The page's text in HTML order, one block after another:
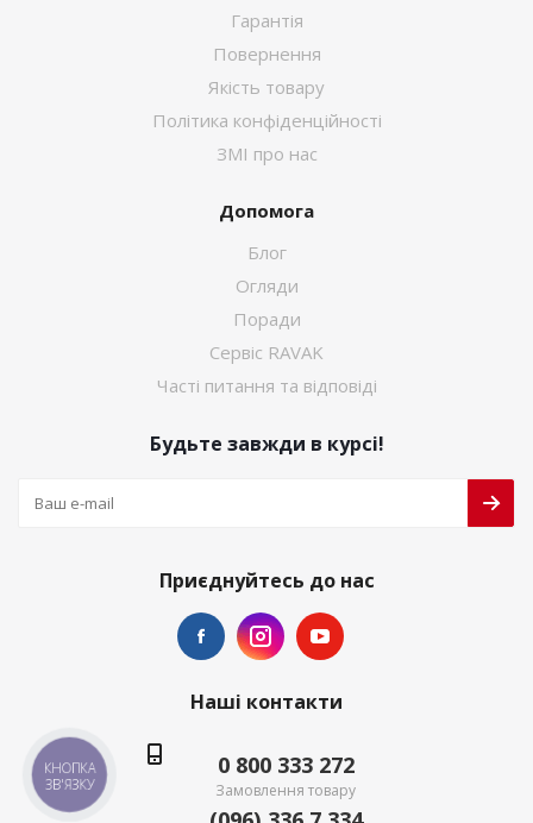
Гарантія
Повернення
Якість товару
Політика конфіденційності
ЗМІ про нас
Допомога
Блог
Огляди
Поради
Сервіс RAVAK
Часті питання та відповіді
Будьте завжди в курсі!
Приєднуйтесь до нас
Наші контакти
0 800 333 272
Замовлення товару
КНОПКА
ЗВ'ЯЗКУ